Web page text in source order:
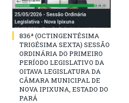
836ª (OCTINGENTÉSIMA
TRIGÉSIMA SEXTA) SESSÃO
ORDINÁRIA DO PRIMEIRO
PERÍODO LEGISLATIVO DA
OITAVA LEGISLATURA DA
CÂMARA MUNICIPAL DE
NOVA IPIXUNA, ESTADO DO
PARÁ